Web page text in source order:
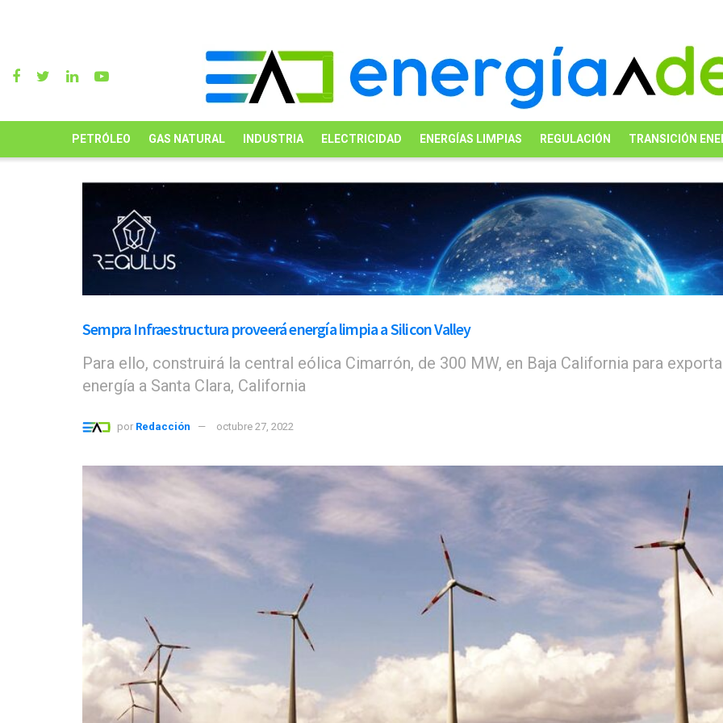
PETRÓLEO GAS NATURAL INDUSTRIA ELECTRICIDAD ENERGÍAS LIMPIAS REGULACIÓN TRANSICIÓN
Sempra Infraestructura proveerá energía limpia a Silicon Valley
Para ello, construirá la central eólica Cimarrón, de 300 MW, en Baja California para
energía a Santa Clara, California
por Redacción octubre 27, 2022